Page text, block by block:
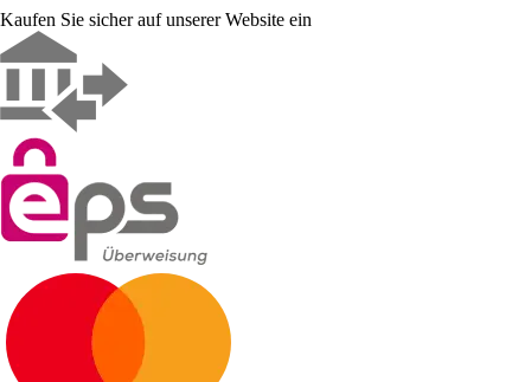
Kaufen Sie sicher auf unserer Website ein